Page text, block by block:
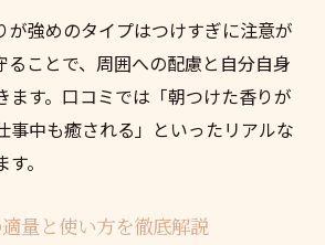
が強めのタイプはつけすぎに注意が
ることで、周囲への配慮と自分自身
ます。口コミでは「朝つけた香りが
事中も癒される」といったリアルな
。
量と使い方を徹底解説